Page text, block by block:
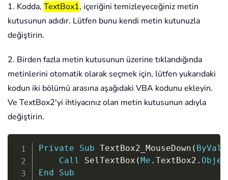
1. Kodda, TextBox1, içeriğini temizleyeceğiniz metin
kutusunun adıdır. Lütfen bunu kendi metin kutunuzla
değiştirin.
2. Birden fazla metin kutusunun üzerine tıklandığında
metinlerini otomatik olarak seçmek için, lütfen yukarıdaki
kodun iki bölümü arasına aşağıdaki VBA kodunu ekleyin.
Ve TextBox2'yi ihtiyacınız olan metin kutusunun adıyla
değiştirin.
Private Sub TextBox2_MouseDown ( ByVal
Call
SelTextBox (Me . TextBox2 .
End
Sub
Copy